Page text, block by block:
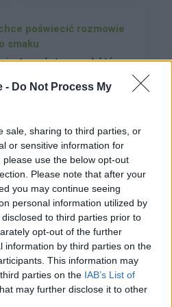
- Do Not Process My
sale, sharing to third parties, or
or sensitive information for
use the below opt-out
Please note that after your
you may continue seeing
personal information utilized by
to third parties prior to
opt-out of the further
information by third parties on the
This information may
parties on the IAB’s List of
may further disclose it to other
poświecić rozmowie
o smaku
jest smak ,ten smak który
ALBO NIE JEST DOBRE.
Nie smakowała mi też
A JAKIE SĄ WASZE
WSPOMNIENIA ODNOŚNIE SMAKU
dla rodziny i pacjenta
zaburzenia schizoafektywne